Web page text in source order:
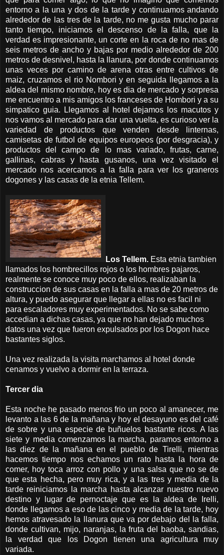
entorno a la una y dos de la tarde y continuamos andando
alrededor de las tres de la tarde, no me gusta mucho parar
tanto tiempo, iniciamos el descenso de la falla, que la
verdad es impresionante, un corte en la roca de no mas de
seis metros de ancho y bajas por medio alrededor de 200
metros de desnivel, hasta la llanura, por donde continuamos
unas veces por camino de arena otras entre cultivos de
maiz, cruzamos el rio Nombori y en seguida llegamos a la
aldea del mismo nombre, hoy es dia de mercado y sorpresa
me encuentro a mis amigos los franceses de Hombori y a su
simpatico guia. Llegamos al hotel dejamos los macutos y
nos vamos al mercado para dar una vuelta, es curioso ver la
variedad de productos que venden desde linternas,
camisetas de futbol de equipos europeos (por desgracia), y
productos del campo de lo mas variado, frutas, carne,
gallinas, cabras y hasta gusanos, una vez visitado el
mercado nos acercamos a la falla para ver los graneros
dogones y las casas de la etnia Tellem.
Los Tellem. Esta etnia tambien
llamados los hombrecillos rojos o los hombres pajaros,
realmente se conoce muy poco de ellos, realizaban la
construccion de sus casas en la falla a mas de 20 metros de
altura, y puedo asegurar que llegar a ellas no es facil ni
para escaladores muy experimentados. No se sabe como
accedian a dichas casas, ya que no han dejado muchos
datos una vez que fueron expulsados por los Dogon hace
bastantes siglos.
Una vez realizada la visita marchamos al hotel donde
cenamos y vuelvo a dormir en la terraza.
Tercer dia
Esta noche he pasado menos frio un poco al amanecer, me
levanto a las 6 de la mañana y hoy el desayuno es del café
de sobre y una especie de buñuelos bastante ricos. A las
siete y media comenzamos la marcha, paramos entorno a
las diez de la mañana en el pueblo de Tirelli, mientras
hacemos tiempo nos echamos un rato hasta la hora de
comer, hoy toca arroz con pollo y una salsa que no se de
que esta hecha, pero muy rica, y a las tres y media de la
tarde reiniciamos la marcha hasta alcanzar nuestro nuevo
destino y lugar de pernoctaje que es la aldea de Irelli,
donde llegamos a eso de las cinco y media de la tarde, hoy
hemos atravesado la llanura que va por debajo del la falla,
donde cultivan, mijo, naranjas, la fruta del baoba, sandias,
la verdad que los Dogon tienen una agricultura muy
variada.